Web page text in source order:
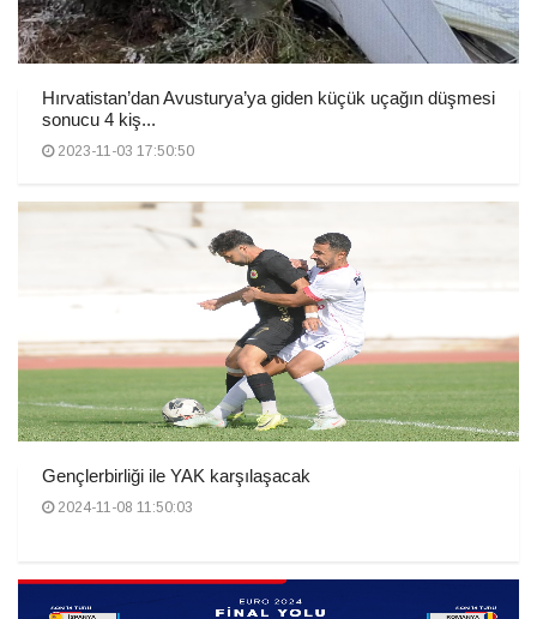
Hırvatistan’dan Avusturya’ya giden küçük uçağın düşmesi
sonucu 4 kiş...
2023-11-03 17:50:50
Gençlerbirliği ile YAK karşılaşacak
2024-11-08 11:50:03